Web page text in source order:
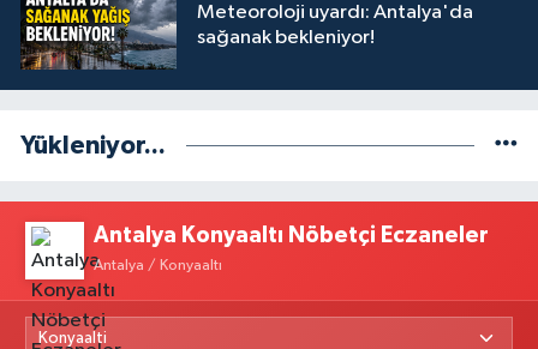
Meteoroloji uyardı: Antalya'da
sağanak bekleniyor!
Yükleniyor...
Antalya Konyaaltı Nöbetçi Eczaneler
Antalya / Konyaaltı